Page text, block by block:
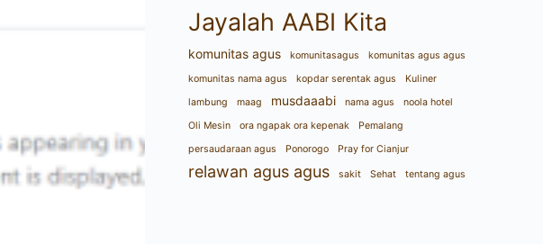
Jayalah AABI Kita
komunitas agus komunitasagus
komunitas agus agus
komunitas nama agus
kopdar serentak agus
Kuliner
lambung
maag musdaaabi nama agus
noola hotel
Oli Mesin
ora ngapak ora kepenak
Pemalang
persaudaraan agus
Ponorogo Pray for Cianjur
relawan agus agus sakit Sehat tentang agus